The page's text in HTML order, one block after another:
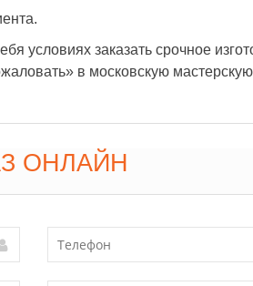
условиях заказать срочное
в московскую
ОНЛАЙН